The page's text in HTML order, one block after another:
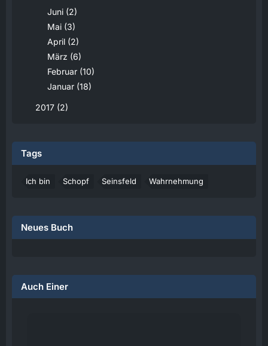
Juni (2)
Mai (3)
April (2)
März (6)
Februar (10)
Januar (18)
2017 (2)
Tags
Ich bin Schopf Seinsfeld Wahrnehmung
Neues Buch
Auch Einer